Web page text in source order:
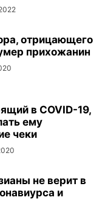
отрицающего
прихожанин
в COVID-19,
ему
чеки
не верит в
и